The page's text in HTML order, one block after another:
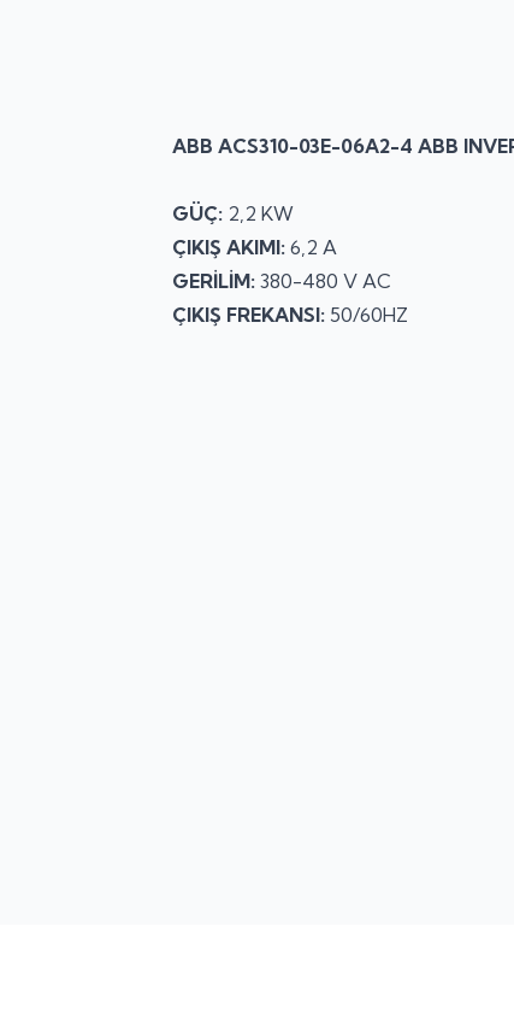
ABB ACS310-03E-06A2-4 ABB
GÜÇ: 2,2 KW
ÇIKIŞ AKIMI: 6,2 A
GERİLİM: 380-480 V AC
ÇIKIŞ FREKANSI: 50/60HZ